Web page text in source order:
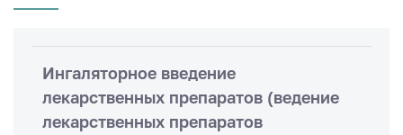
Ингаляторное введение
лекарственных препаратов (ведение
лекарственных препаратов